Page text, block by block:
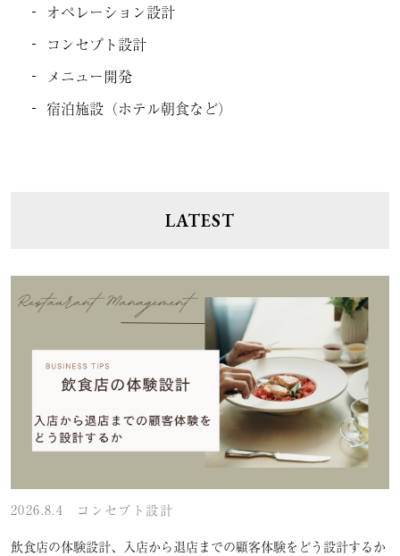
オペレーション設計
コンセプト設計
メニュー開発
宿泊施設（ホテル朝食など）
LATEST
2026.8.4 コンセプト設計
飲食店の体験設計、入店から退店までの顧客体験をどう設計するか